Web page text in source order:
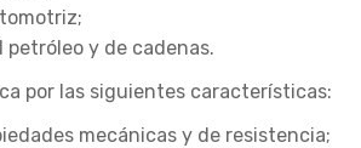
petróleo y de cadenas.
por las siguientes características:
mecánicas y de resistencia;